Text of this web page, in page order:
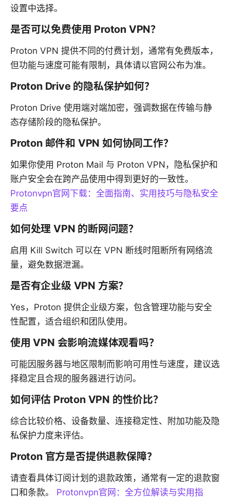
设置中选择。
是否可以免费使用 Proton VPN？
Proton VPN 提供不同的付费计划，通常有免费版本，
但功能与速度可能有限制，具体请以官网公布为准。
Proton Drive 的隐私保护如何？
Proton Drive 使用端对端加密，强调数据在传输与静
态存储阶段的隐私保护。
Proton 邮件和 VPN 如何协同工作？
如果你使用 Proton Mail 与 Proton VPN，隐私保护和
账户安全会在跨产品使用中得到更好的一致性。
Protonvpn官网下载：全面指南、实用技巧与隐私安全
要点
如何处理 VPN 的断网问题？
启用 Kill Switch 可以在 VPN 断线时阻断所有网络流
量，避免数据泄漏。
是否有企业级 VPN 方案？
Yes，Proton 提供企业级方案，包含管理功能与安全
性配置，适合组织和团队使用。
使用 VPN 会影响流媒体观看吗？
可能因服务器与地区限制而影响可用性与速度，建议选
择稳定且合规的服务器进行访问。
如何评估 Proton VPN 的性价比？
综合比较价格、设备数量、连接稳定性、附加功能及隐
私保护力度来评估。
Proton 官方是否提供退款保障？
请查看具体订阅计划的退款政策，通常有一定的退款窗
口和条款。 Protonvpn官网：全方位解读与实用指